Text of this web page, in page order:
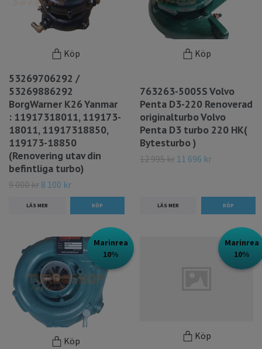
Köp
53269706292 /
53269886292
BorgWarner K26 Yanmar
: 11917318011, 119173-
18011, 11917318850,
119173-18850
(Renovering utav din
befintliga turbo)
9 000 kr 8 100 kr
LÄS MER
Köp
763263-5005S Volvo
Penta D3-220 Renoverad
originalturbo Volvo
Penta D3 turbo 220 HK(
Bytesturbo )
12 995 kr 11 696 kr
LÄS MER
Marinrea
10%
Köp
Marinrea
10%
Köp